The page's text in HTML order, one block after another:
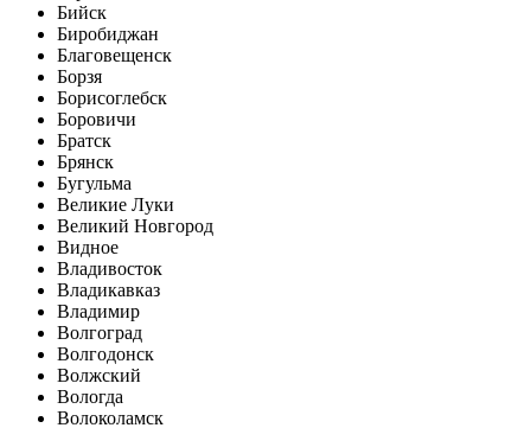
Бийск
Биробиджан
Благовещенск
Борзя
Борисоглебск
Боровичи
Братск
Брянск
Бугульма
Великие Луки
Великий Новгород
Видное
Владивосток
Владикавказ
Владимир
Волгоград
Волгодонск
Волжский
Вологда
Волоколамск